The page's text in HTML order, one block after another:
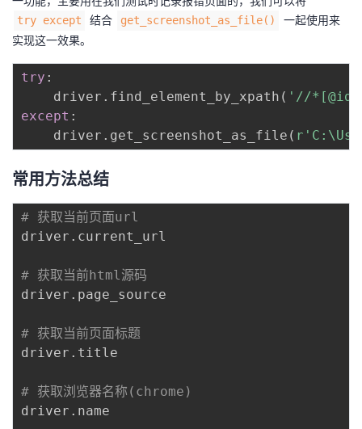
try except 结合 get_screenshot_as_file()
一起使用来
实现这一效果。
try :
    driver
. find_element_by_xpath ( '//
except :
    driver
. get_screenshot_as_file (
常用方法总结
# 获取当前页面url
driver . current_url
# 获取当前html源码
driver . page_source
# 获取当前页面标题
driver . title
# 获取浏览器名称(chrome)
driver . name